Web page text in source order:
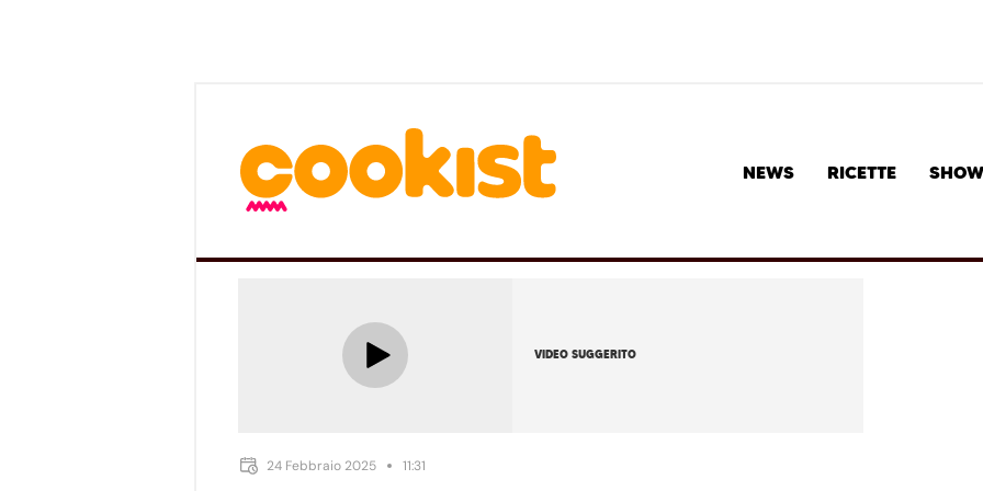
NEWS RICETTE SHOW
VIDEO SUGGERITO
24 Febbraio 2025 11:31